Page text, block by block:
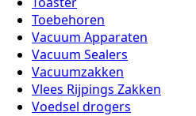
Toebehoren
Vacuum Apparaten
Vacuum Sealers
Vacuumzakken
Vlees Rijpings Zakken
Voedsel drogers